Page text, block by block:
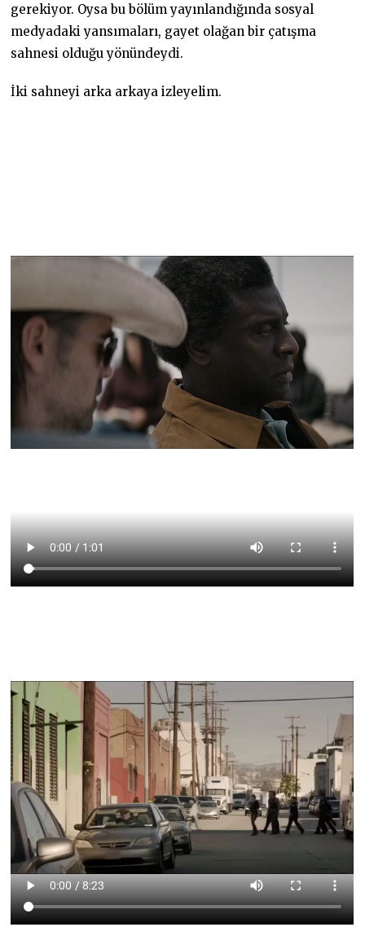
gerekiyor. Oysa bu bölüm yayınlandığında sosyal
medyadaki yansımaları, gayet olağan bir çatışma
sahnesi olduğu yönündeydi.
İki sahneyi arka arkaya izleyelim.